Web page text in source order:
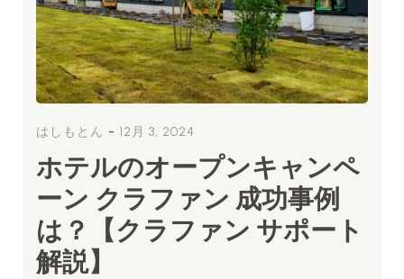
はしもとん - 12月 3, 2024
ホテルのオープンキャンペ
ーン クラファン 成功事例
は？【クラファン サポート
解説】